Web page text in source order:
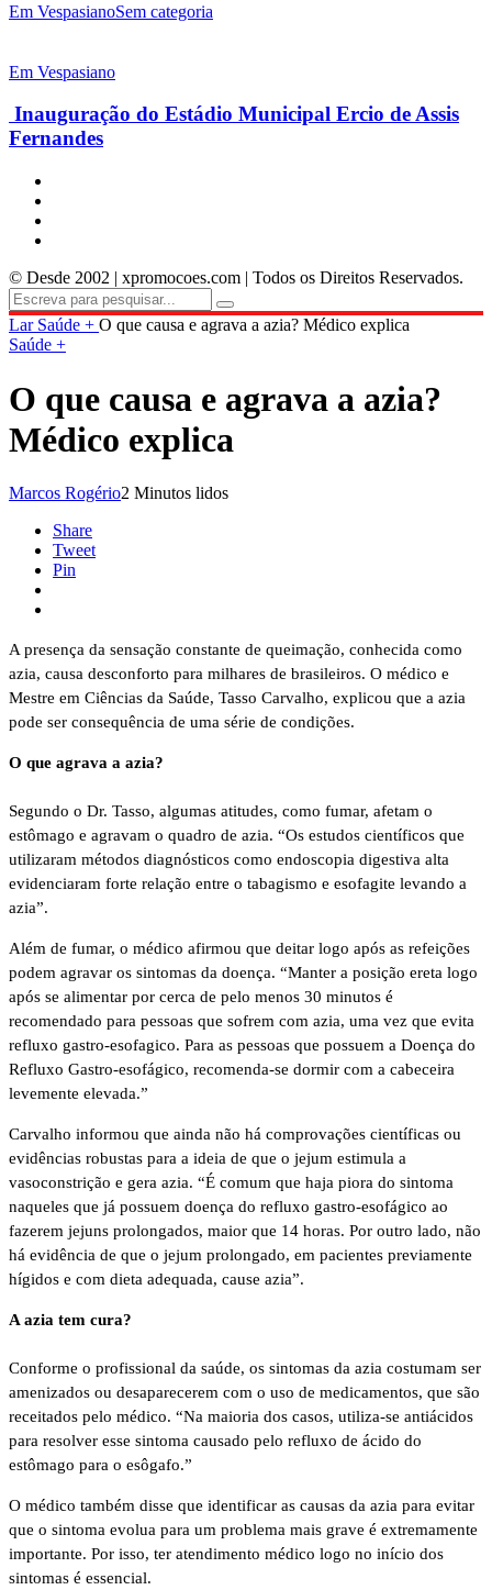
Em VespasianoSem categoria
Em Vespasiano
Inauguração do Estádio Municipal Ercio de Assis
Fernandes
© Desde 2002 | xpromocoes.com | Todos os Direitos Reservados.
Lar Saúde + O que causa e agrava a azia? Médico explica
Saúde +
O que causa e agrava a azia?
Médico explica
Marcos Rogério2 Minutos lidos
Share
Tweet
Pin
A presença da sensação constante de queimação, conhecida como
azia, causa desconforto para milhares de brasileiros. O médico e
Mestre em Ciências da Saúde, Tasso Carvalho, explicou que a azia
pode ser consequência de uma série de condições.
O que agrava a azia?
Segundo o Dr. Tasso, algumas atitudes, como fumar, afetam o
estômago e agravam o quadro de azia. “Os estudos científicos que
utilizaram métodos diagnósticos como endoscopia digestiva alta
evidenciaram forte relação entre o tabagismo e esofagite levando a
azia”.
Além de fumar, o médico afirmou que deitar logo após as refeições
podem agravar os sintomas da doença. “Manter a posição ereta logo
após se alimentar por cerca de pelo menos 30 minutos é
recomendado para pessoas que sofrem com azia, uma vez que evita
refluxo gastro-esofagico. Para as pessoas que possuem a Doença do
Refluxo Gastro-esofágico, recomenda-se dormir com a cabeceira
levemente elevada.”
Carvalho informou que ainda não há comprovações científicas ou
evidências robustas para a ideia de que o jejum estimula a
vasoconstrição e gera azia. “É comum que haja piora do sintoma
naqueles que já possuem doença do refluxo gastro-esofágico ao
fazerem jejuns prolongados, maior que 14 horas. Por outro lado, não
há evidência de que o jejum prolongado, em pacientes previamente
hígidos e com dieta adequada, cause azia”.
A azia tem cura?
Conforme o profissional da saúde, os sintomas da azia costumam ser
amenizados ou desaparecerem com o uso de medicamentos, que são
receitados pelo médico. “Na maioria dos casos, utiliza-se antiácidos
para resolver esse sintoma causado pelo refluxo de ácido do
estômago para o esôgafo.”
O médico também disse que identificar as causas da azia para evitar
que o sintoma evolua para um problema mais grave é extremamente
importante. Por isso, ter atendimento médico logo no início dos
sintomas é essencial.